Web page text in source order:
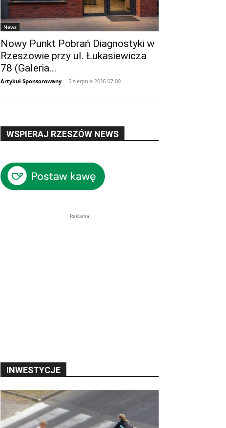
News
Nowy Punkt Pobrań Diagnostyki w
Rzeszowie przy ul. Łukasiewicza
78 (Galeria...
Artykuł Sponsorowany - 5 sierpnia 2026 07:00
WSPIERAJ RZESZÓW NEWS
Reklama
INWESTYCJE